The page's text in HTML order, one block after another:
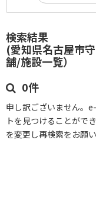
検索結果
(愛知県名古屋市
舗/施設一覧）
0件
申し訳ございません。
トを見つけることがで
を変更し再検索をお願い